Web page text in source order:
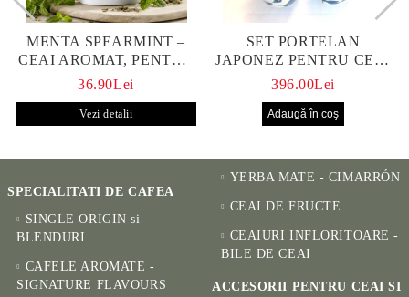
MENTA SPEARMINT –
CEAI AROMAT, PENTRU
CALM ȘI BENEFIC
36.90Lei
Vezi detalii
SET PORTELAN
JAPONEZ PENTRU CEAI
HANAKO, CEAINIC SI 4
396.00Lei
SPECIALITATI DE CAFEA
SINGLE ORIGIN si
BLENDURI
CAFELE AROMATE -
SIGNATURE FLAVOURS
YERBA MATE - CIMARRÓN
CEAI DE FRUCTE
CEAIURI INFLORITOARE -
BILE DE CEAI
ACCESORII PENTRU CEAI SI